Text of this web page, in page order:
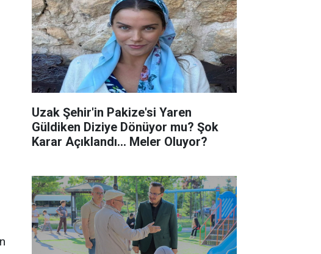
Uzak Şehir'in Pakize'si Yaren
Güldiken Diziye Dönüyor mu? Şok
Karar Açıklandı... Meler Oluyor?